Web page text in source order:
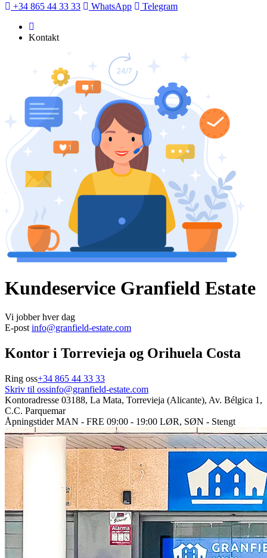
+34 865 44 33 33
WhatsApp Telegram
Kontakt
Kundeservice Granfield Estate
Vi jobber hver dag
E-post info@granfield-estate.com
Kontor i Torrevieja og Orihuela Costa
Ring oss+34 865 44 33 33
Skriv til ossinfo@granfield-estate.com
Kontoradresse 03188, La Mata, Torrevieja (Alicante), Av. Bélgica 1,
C.C. Parquemar
Åpningstider MAN - FRE 09:00 - 19:00 LØR, SØN - Stengt